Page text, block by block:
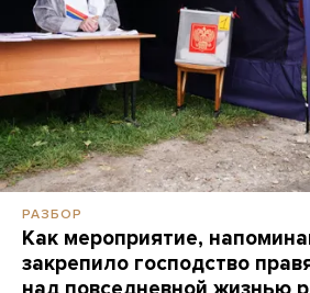
РАЗБОР
Как мероприятие,
закрепило господство